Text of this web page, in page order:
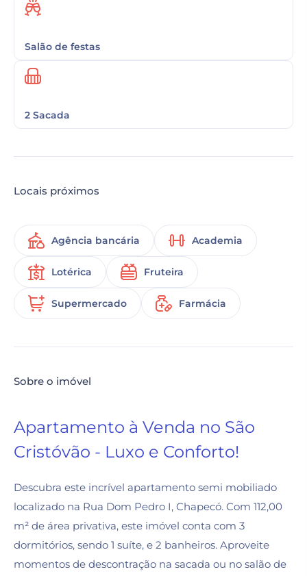
Salão de festas
2 Sacada
Locais próximos
Agência bancária Academia
Lotérica Fruteira
Supermercado Farmácia
Sobre o imóvel
Apartamento à Venda no São
Cristóvão - Luxo e Conforto!
Descubra este incrível apartamento semi mobiliado
localizado na Rua Dom Pedro I, Chapecó. Com 112,00
m² de área privativa, este imóvel conta com 3
dormitórios, sendo 1 suíte, e 2 banheiros. Aproveite
momentos de descontração na sacada ou no salão de